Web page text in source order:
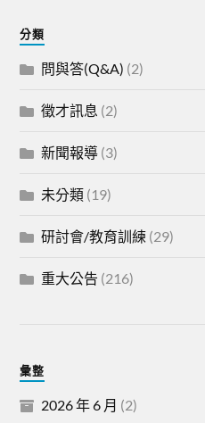
分類
問與答(Q&A) (2)
徵才訊息 (2)
新聞報導 (3)
未分類 (19)
研討會/教育訓練 (29)
重大公告 (216)
彙整
2026 年 6 月 (2)